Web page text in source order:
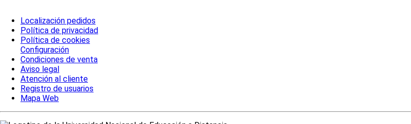
Localización pedidos
Política de privacidad
Política de cookies
Configuración
Condiciones de venta
Aviso legal
Atención al cliente
Registro de usuarios
Mapa Web